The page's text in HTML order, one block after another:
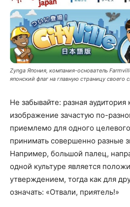
Zynga Япония, компания-основатель
японский флаг на главную страницу своего
Не забывайте: разная аудитория
изображение зачастую по-
приемлемо для одного
принимать совершенно разные
Например, большой палец,
одной культуре является
утверждением, тогда как для
означать: «Отвали, приятель!»